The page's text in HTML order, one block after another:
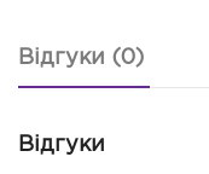
Відгуки (0)
Відгуки